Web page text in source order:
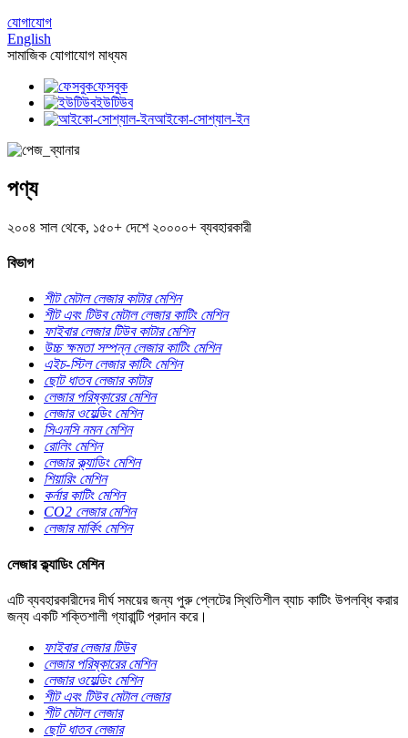
যোগাযোগ
English
সামাজিক যোগাযোগ মাধ্যম
ফেসবুক
ইউটিউব
আইকো-সোশ্যাল-ইন
পণ্য
২০০৪ সাল থেকে, ১৫০+ দেশে ২০০০০+ ব্যবহারকারী
বিভাগ
শীট মেটাল লেজার কাটার মেশিন
শীট এবং টিউব মেটাল লেজার কাটিং মেশিন
ফাইবার লেজার টিউব কাটার মেশিন
উচ্চ ক্ষমতা সম্পন্ন লেজার কাটিং মেশিন
এইচ-স্টিল লেজার কাটিং মেশিন
ছোট ধাতব লেজার কাটার
লেজার পরিষ্কারের মেশিন
লেজার ওয়েল্ডিং মেশিন
সিএনসি নমন মেশিন
রোলিং মেশিন
লেজার ক্ল্যাডিং মেশিন
শিয়ারিং মেশিন
কর্নার কাটিং মেশিন
CO2 লেজার মেশিন
লেজার মার্কিং মেশিন
লেজার ক্ল্যাডিং মেশিন
এটি ব্যবহারকারীদের দীর্ঘ সময়ের জন্য পুরু প্লেটের স্থিতিশীল ব্যাচ কাটিং উপলব্ধি করার
জন্য একটি শক্তিশালী গ্যারান্টি প্রদান করে।
ফাইবার লেজার টিউব
লেজার পরিষ্কারের মেশিন
লেজার ওয়েল্ডিং মেশিন
শীট এবং টিউব মেটাল লেজার
শীট মেটাল লেজার
ছোট ধাতব লেজার